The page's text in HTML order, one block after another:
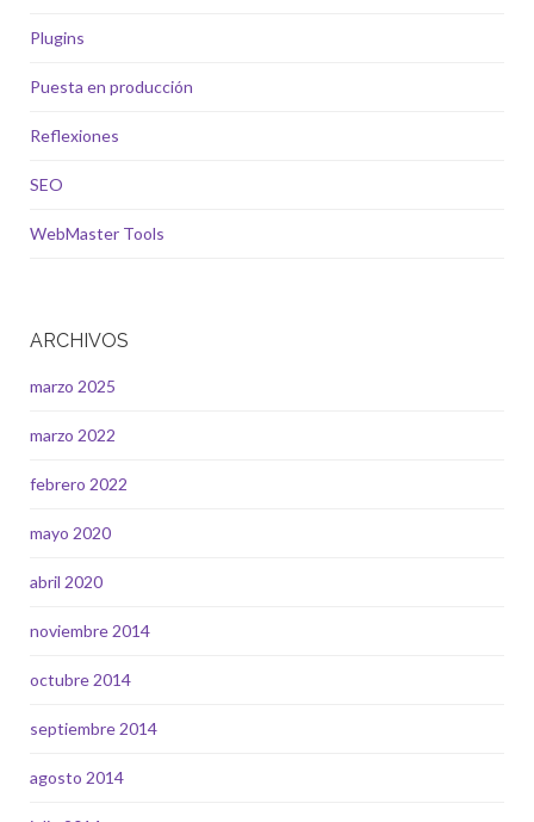
Plugins
Puesta en producción
Reflexiones
SEO
WebMaster Tools
ARCHIVOS
marzo 2025
marzo 2022
febrero 2022
mayo 2020
abril 2020
noviembre 2014
octubre 2014
septiembre 2014
agosto 2014